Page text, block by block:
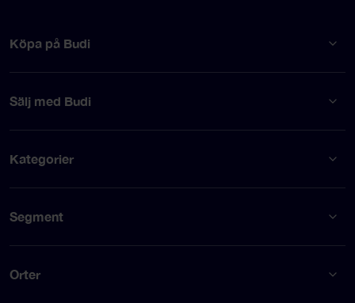
Köpa på Budi
Sälj med Budi
Kategorier
Segment
Orter